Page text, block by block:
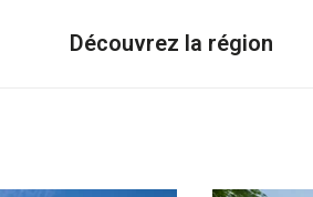
Découvrez la région